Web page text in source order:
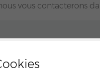
vous contacterons